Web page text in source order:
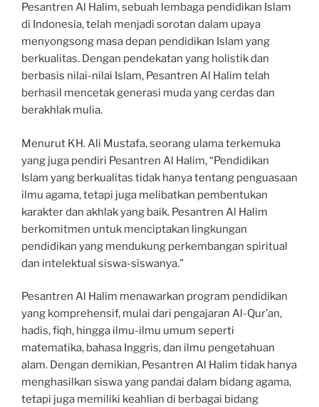
Pesantren Al Halim, sebuah lembaga pendidikan Islam
di Indonesia, telah menjadi sorotan dalam upaya
menyongsong masa depan pendidikan Islam yang
berkualitas. Dengan pendekatan yang holistik dan
berbasis nilai-nilai Islam, Pesantren Al Halim telah
berhasil mencetak generasi muda yang cerdas dan
berakhlak mulia.
Menurut KH. Ali Mustafa, seorang ulama terkemuka
yang juga pendiri Pesantren Al Halim, “Pendidikan
Islam yang berkualitas tidak hanya tentang penguasaan
ilmu agama, tetapi juga melibatkan pembentukan
karakter dan akhlak yang baik. Pesantren Al Halim
berkomitmen untuk menciptakan lingkungan
pendidikan yang mendukung perkembangan spiritual
dan intelektual siswa-siswanya.”
Pesantren Al Halim menawarkan program pendidikan
yang komprehensif, mulai dari pengajaran Al-Qur’an,
hadis, fiqh, hingga ilmu-ilmu umum seperti
matematika, bahasa Inggris, dan ilmu pengetahuan
alam. Dengan demikian, Pesantren Al Halim tidak hanya
menghasilkan siswa yang pandai dalam bidang agama,
tetapi juga memiliki keahlian di berbagai bidang